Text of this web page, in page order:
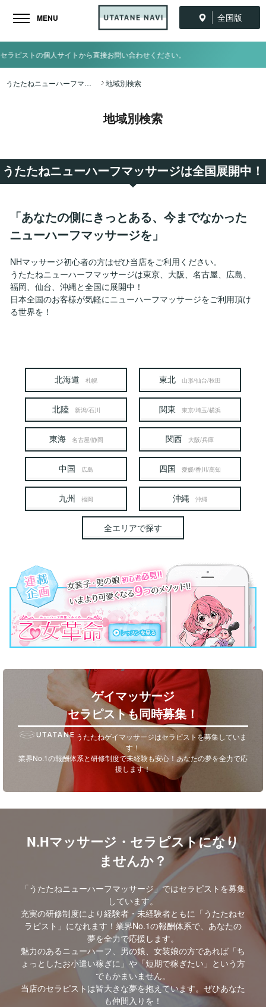
全国版
MENU
から直接お問い合わせください。
うたたねニューハーフマッサージ全国ナビ TOP 地域別検索
地域別検索
うたたねニューハーフマッサージは全国展開中！
「あなたの側にきっとある、今までなかった
ニューハーフマッサージを」
NHマッサージ初心者の方はぜひ当店をご利用ください。
うたたねニューハーフマッサージは東京、大阪、名古屋、広島、
福岡、仙台、沖縄と全国に展開中！
日本全国のお客様が気軽にニューハーフマッサージをご利用頂け
る世界を！
北海道 札幌 東北 山形/仙台/秋田
北陸 新潟/石川 関東 東京/埼玉/横浜
東海 名古屋/静岡 関西 大阪/兵庫
中国 広島 四国 愛媛/香川/高知
九州 福岡 沖縄 沖縄
全エリアで探す
ゲイマッサージ
セラピストも同時募集！
うたたねゲイマッサージはセラピストを募集していま
す！
業界No.1の報酬体系と研修制度で未経験も安心！あなたの夢を全力で応
援します！
N.Hマッサージ・セラピストになり
ませんか？
「うたたねニューハーフマッサージ」ではセラピストを募集
しています。
充実の研修制度により経験者・未経験者ともに「うたたねセ
ラピスト」になれます！業界No.1の報酬体系で、あなたの
夢を全力で応援します。
魅力のあるニューハーフ、男の娘、女装娘の方であれば「ち
ょっとしたお小遣い稼ぎに」や「短期で稼ぎたい」という方
でもかまいません。
当店のセラピストは皆大きな夢を抱えています。ぜひあなた
も仲間入りを！